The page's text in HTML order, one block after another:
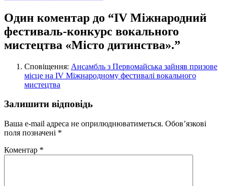
Один коментар до “ІV Міжнародний
фестиваль-конкурс вокального
мистецтва «Місто дитинства».”
Сповіщення: Ансамбль з Первомайська зайняв призове
місце на ІV Міжнародному фестивалі вокального
мистецтва
Залишити відповідь
Ваша e-mail адреса не оприлюднюватиметься. Обов’язкові
поля позначені *
Коментар *